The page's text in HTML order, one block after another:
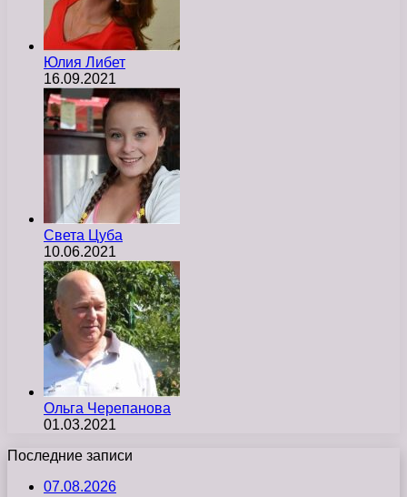
Юлия Либет
16.09.2021
Света Цуба
10.06.2021
Ольга Черепанова
01.03.2021
Последние записи
07.08.2026